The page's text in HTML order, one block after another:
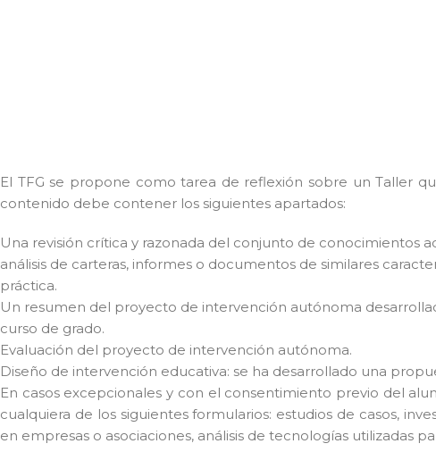
El TFG se propone como tarea de reflexión sobre un Taller
contenido debe contener los siguientes apartados:
Una revisión crítica y razonada del conjunto de conocimientos
análisis de carteras, informes o documentos de similares
práctica.
Un resumen del proyecto de intervención autónoma
curso de grado.
Evaluación del proyecto de intervención autónoma.
Diseño de intervención educativa: se ha desarrollado una
En casos excepcionales y con el consentimiento previo del
cualquiera de los siguientes formularios: estudios de casos,
en empresas o asociaciones, análisis de tecnologías utilizadas